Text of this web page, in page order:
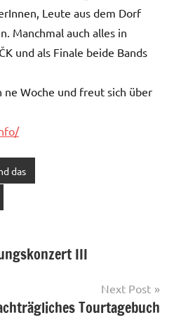
Leute aus dem Dorf
Manchmal auch alles in
und als Finale beide Bands
ne Woche und freut sich über
das
III
Next Post
Tourtagebuch